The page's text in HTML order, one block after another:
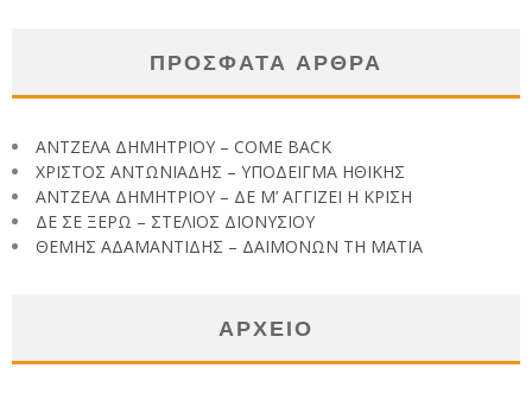
ΠΡΟΣΦΑΤΑ ΑΡΘΡΑ
ΑΝΤΖΕΛΑ ΔΗΜΗΤΡΙΟΥ – COME BACK
ΧΡΙΣΤΟΣ ΑΝΤΩΝΙΑΔΗΣ – ΥΠΟΔΕΙΓΜΑ ΗΘΙΚΗΣ
ΑΝΤΖΕΛΑ ΔΗΜΗΤΡΙΟΥ – ΔΕ Μ’ ΑΓΓΙΖΕΙ Η ΚΡΙΣΗ
ΔΕ ΣΕ ΞΕΡΩ – ΣΤΕΛΙΟΣ ΔΙΟΝΥΣΙΟΥ
ΘΕΜΗΣ ΑΔΑΜΑΝΤΙΔΗΣ – ΔΑΙΜΟΝΩΝ ΤΗ ΜΑΤΙΑ
ΑΡΧΕΙΟ